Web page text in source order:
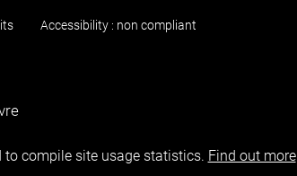
Accessibility : non compliant
compile site usage statistics. Find out more